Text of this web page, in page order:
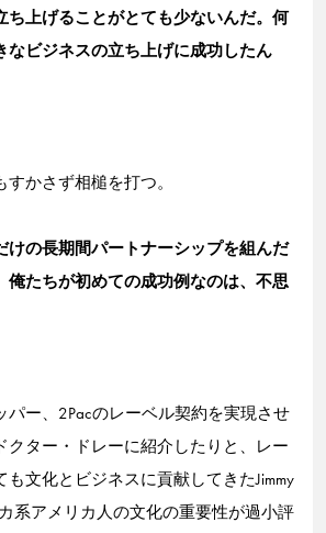
ち上げることがとても少ないんだ。何
なビジネスの立ち上げに成功したん
かさず相槌を打つ。
けの長期間パートナーシップを組んだ
俺たちが初めての成功例なのは、不思
パー、2Pacのレーベル契約を実現させ
クター・ドレーに紹介したりと、レー
文化とビジネスに貢献してきたJimmy
系アメリカ人の文化の重要性が過小評